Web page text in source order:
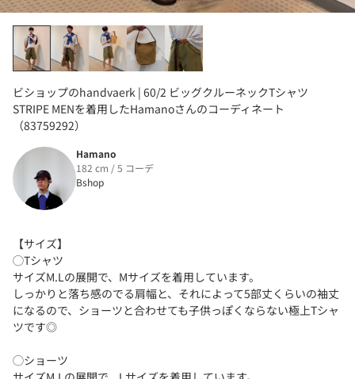
ビショップのhandvaerk | 60/2 ビッグクルーネックTシャツ
STRIPE MENを着用したHamanoさんのコーディネート
（83759292）
Hamano
182 cm / 5 コーデ
Bshop
【サイズ】
◯Tシャツ
サイズM.Lの展開で、Mサイズを着用しています。
しっかりと落ち感のでる肩幅と、それによって5部丈くらいの袖丈
になるので、ショーツと合わせても子供っぽくならない極上Tシャ
ツです◎
◯ショーツ